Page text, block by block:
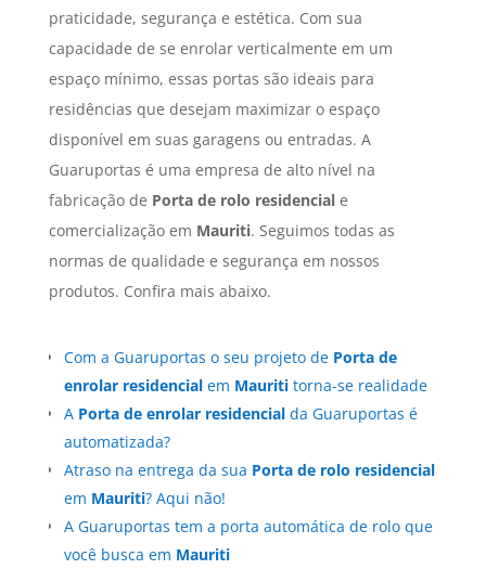
praticidade, segurança e estética. Com sua
capacidade de se enrolar verticalmente em um
espaço mínimo, essas portas são ideais para
residências que desejam maximizar o espaço
disponível em suas garagens ou entradas. A
Guaruportas é uma empresa de alto nível na
fabricação de Porta de rolo residenciale
comercialização em Mauriti. Seguimos todas as
normas de qualidade e segurança em nossos
produtos. Confira mais abaixo.
Com a Guaruportas o seu projeto de Porta de
enrolar residencialem Maurititorna-se realidade
A Porta de enrolar residencialda Guaruportas é
automatizada?
Atraso na entrega da sua Porta de rolo residencial
em Mauriti? Aqui não!
A Guaruportas tem a porta automática de rolo que
você busca em Mauriti